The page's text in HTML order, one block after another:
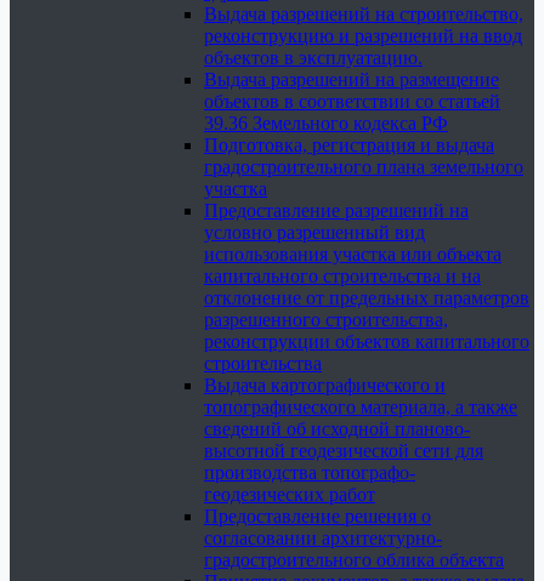
Выдача разрешений на строительство,
реконструкцию и разрешений на ввод
объектов в эксплуатацию.
Выдача разрешений на размещение
объектов в соответствии со статьей
39.36 Земельного кодекса РФ
Подготовка, регистрация и выдача
градостроительного плана земельного
участка
Предоставление разрешений на
условно разрешенный вид
использования участка или объекта
капитального строительства и на
отклонение от предельных параметров
разрешенного строительства,
реконструкции объектов капитального
строительства
Выдача картографического и
топографического материала, а также
сведений об исходной планово-
высотной геодезической сети для
производства топографо-
геодезических работ
Предоставление решения о
согласовании архитектурно-
градостроительного облика объекта